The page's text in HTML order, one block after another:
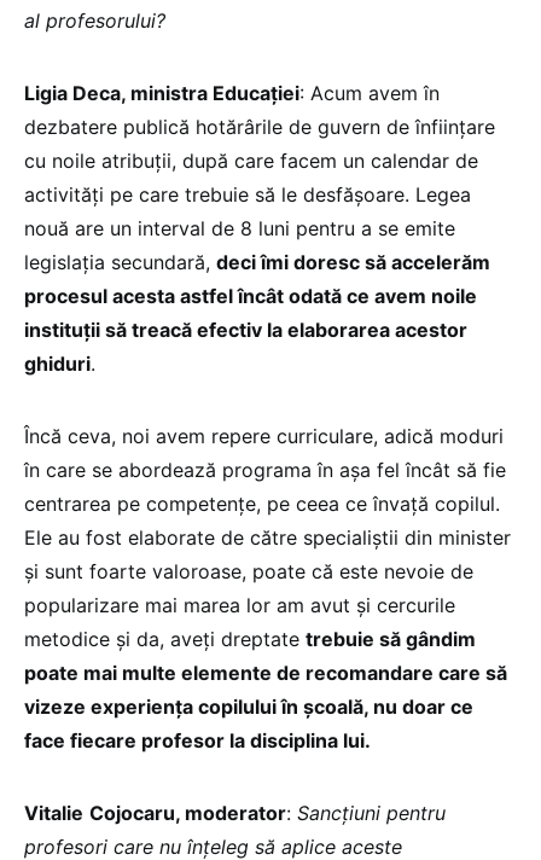
al profesorului?
Ligia Deca, ministra Educației: Acum avem în
dezbatere publică hotărârile de guvern de înființare
cu noile atribuții, după care facem un calendar de
activități pe care trebuie să le desfășoare. Legea
nouă are un interval de 8 luni pentru a se emite
legislația secundară, deci îmi doresc să accelerăm
procesul acesta astfel încât odată ce avem noile
instituții să treacă efectiv la elaborarea acestor
ghiduri.
Încă ceva, noi avem repere curriculare, adică moduri
în care se abordează programa în așa fel încât să fie
centrarea pe competențe, pe ceea ce învață copilul.
Ele au fost elaborate de către specialiștii din minister
și sunt foarte valoroase, poate că este nevoie de
popularizare mai marea lor am avut și cercurile
metodice și da, aveți dreptate trebuie să gândim
poate mai multe elemente de recomandare care să
vizeze experiența copilului în școală, nu doar ce
face fiecare profesor la disciplina lui.
Vitalie Cojocaru, moderator: Sancțiuni pentru
profesori care nu înțeleg să aplice aceste